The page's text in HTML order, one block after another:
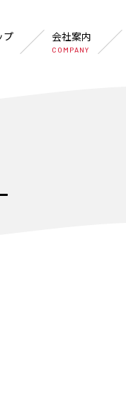
プ 会社案内
COMPANY